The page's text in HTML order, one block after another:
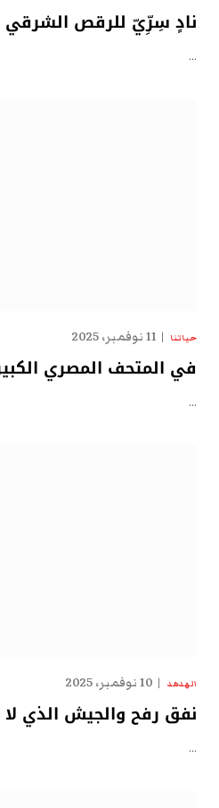
نادٍ سِرِّيّ للرقص
…
حياتنا 11 نوفمبر، 2025
في المتحف المصري
…
الهدهد 10 نوفمبر، 2025
نفق رفح والجيش الذي
…